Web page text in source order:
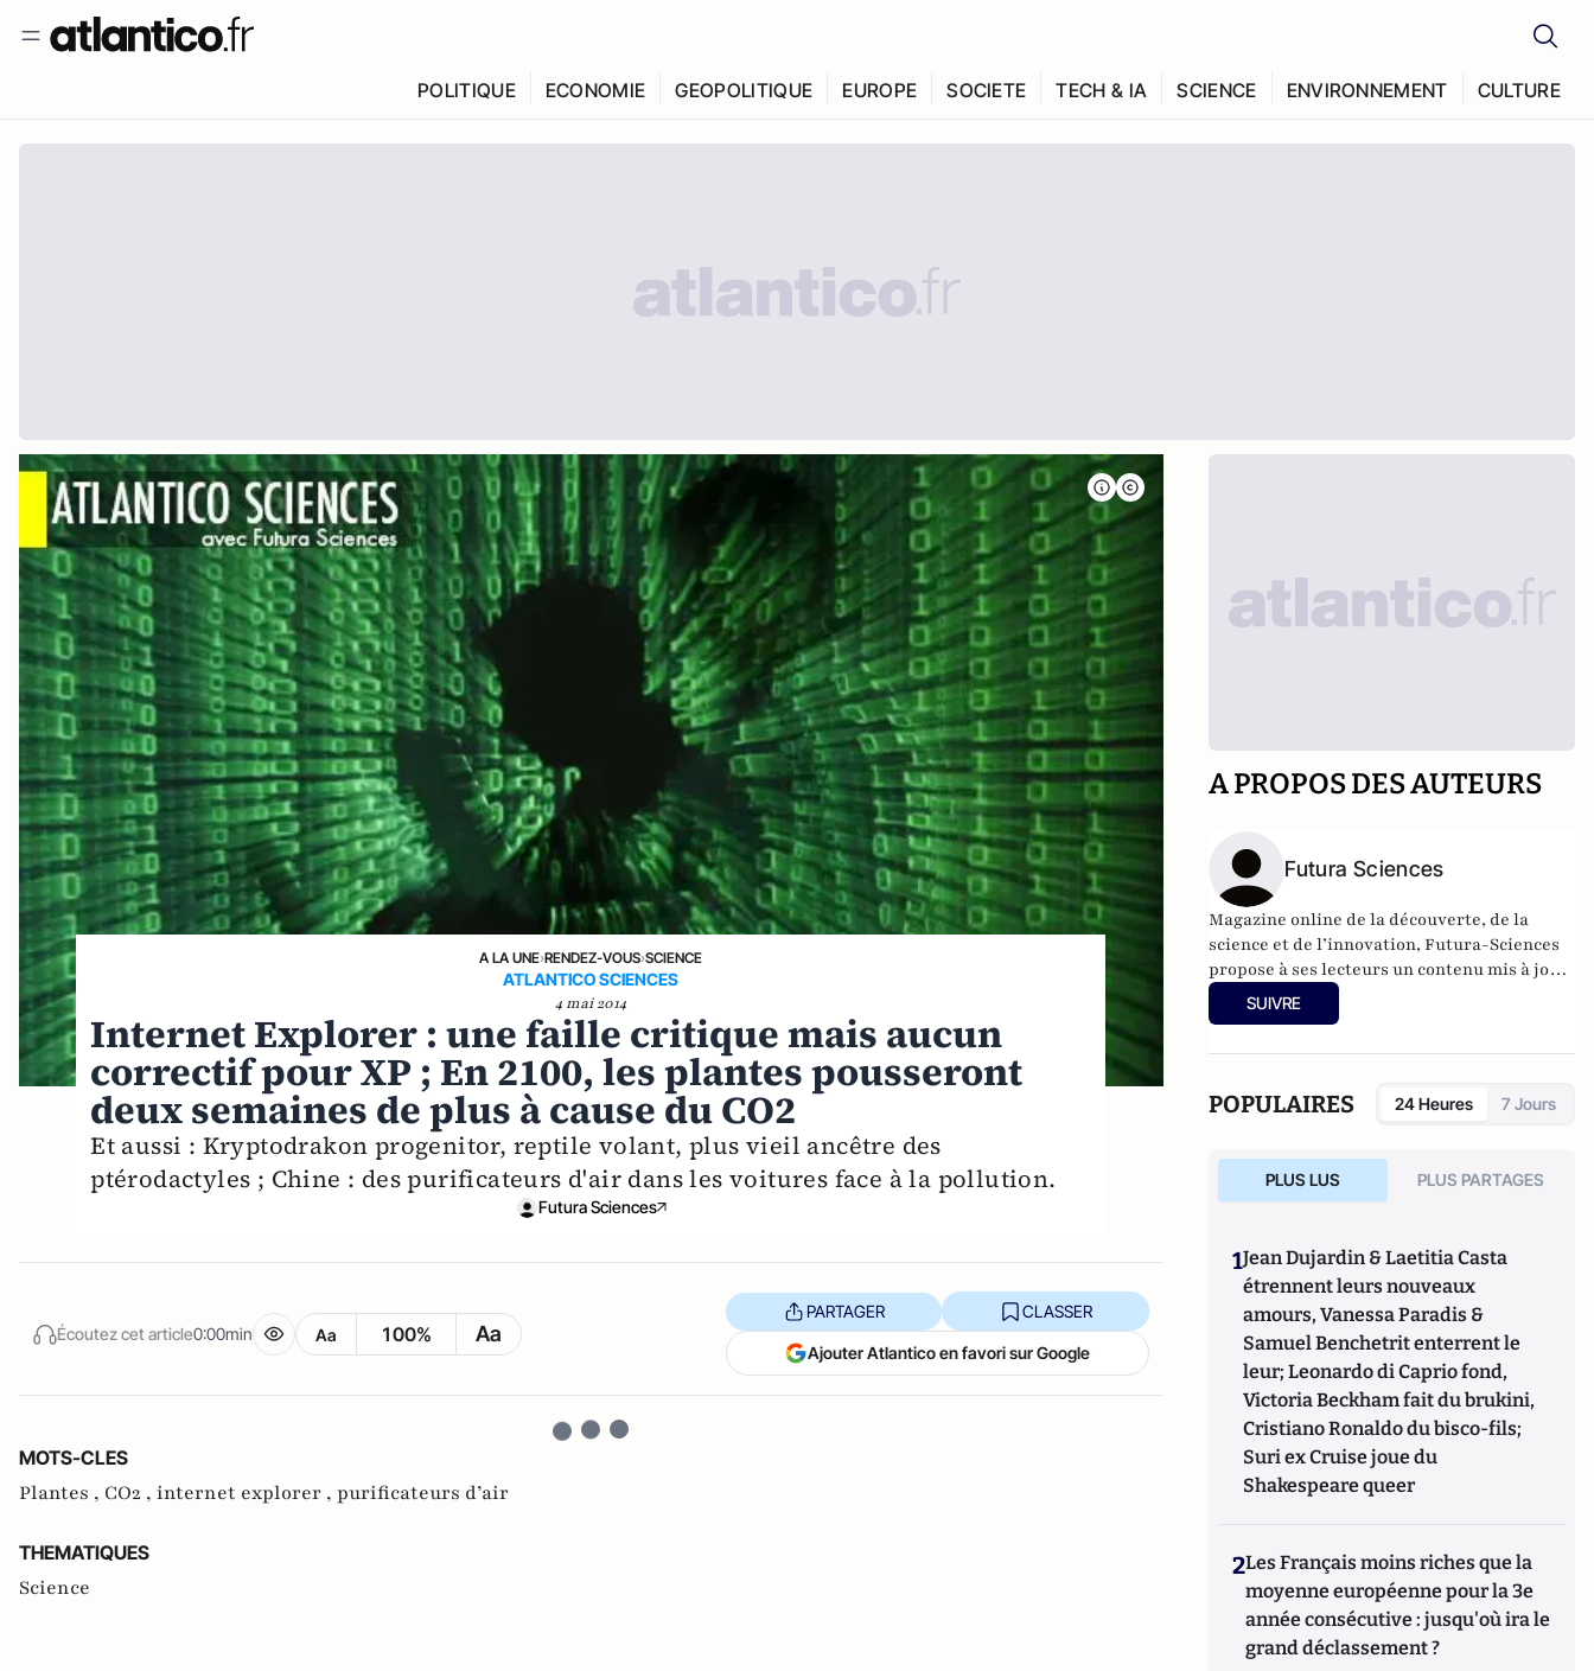
POLITIQUE ECONOMIE GEOPOLITIQUE EUROPE SOCIETE TECH & IA SCIENCE ENVIRONNEMENT CULTURE
A LA UNE›RENDEZ-VOUS›SCIENCE
ATLANTICO SCIENCES
4 mai 2014
Internet Explorer : une faille critique mais aucun
correctif pour XP ; En 2100, les plantes pousseront
deux semaines de plus à cause du CO2
Et aussi : Kryptodrakon progenitor, reptile volant, plus vieil ancêtre des
ptérodactyles ; Chine : des purificateurs d'air dans les voitures face à la pollution.
Futura Sciences
Écoutez cet article0:00min Aa 100% Aa
PARTAGER CLASSER
Ajouter Atlantico en favori sur Google
MOTS-CLES
Plantes , CO2 , internet explorer , purificateurs d’air
THEMATIQUES
Science
A PROPOS DES AUTEURS
Futura Sciences
Magazine online de la découverte, de la
science et de l’innovation,Futura-Sciences
propose à ses lecteurs un contenu mis à jour
en permanence et richement illustré.
SUIVRE
POPULAIRES 24 Heures 7 Jours
PLUS LUS PLUS PARTAGES
1Jean Dujardin & Laetitia Casta
étrennent leurs nouveaux
amours, Vanessa Paradis &
Samuel Benchetrit enterrent le
leur; Leonardo di Caprio fond,
Victoria Beckham fait du brukini,
Cristiano Ronaldo du bisco-fils;
Suri ex Cruise joue du
Shakespeare queer
2Les Français moins riches que la
moyenne européenne pour la 3e
année consécutive : jusqu'où ira le
grand déclassement ?